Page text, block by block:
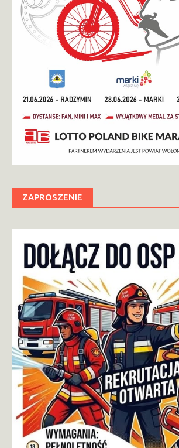
ZAPROSZENIE